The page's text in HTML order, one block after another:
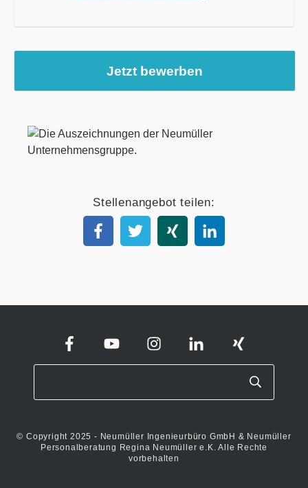
Jetzt bewerben
Stellenangebot teilen:
© Copyright 2025 - Neumüller Ingenieurbüro GmbH & Neumüller
Personalberatung Regina Neumüller e.K. Alle Rechte
vorbehalten